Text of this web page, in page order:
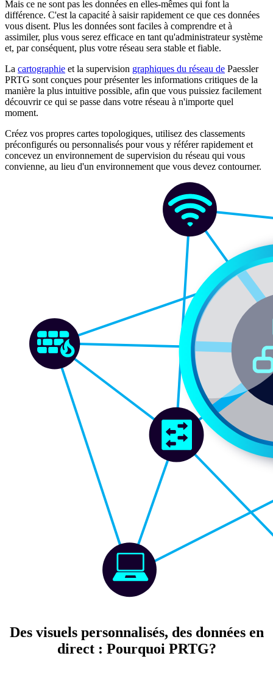
Mais ce ne sont pas les données en elles-mêmes qui font la
différence. C'est la capacité à saisir rapidement ce que ces données
vous disent. Plus les données sont faciles à comprendre et à
assimiler, plus vous serez efficace en tant qu'administrateur système
et, par conséquent, plus votre réseau sera stable et fiable.
La cartographie et la supervision graphiques du réseau de Paessler
PRTG sont conçues pour présenter les informations critiques de la
manière la plus intuitive possible, afin que vous puissiez facilement
découvrir ce qui se passe dans votre réseau à n'importe quel
moment.
Créez vos propres cartes topologiques, utilisez des classements
préconfigurés ou personnalisés pour vous y référer rapidement et
concevez un environnement de supervision du réseau qui vous
convienne, au lieu d'un environnement que vous devez contourner.
Des visuels personnalisés, des données en
direct : Pourquoi PRTG?